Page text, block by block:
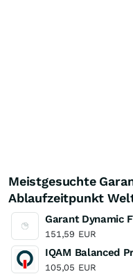
Meistgesuchte
Ablaufzeitpunkt
Garant Dynamic
151,59 EUR
IQAM Balanced
105,05 EUR